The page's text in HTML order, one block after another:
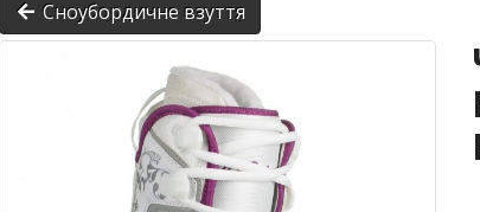
Сноубордичне взуття